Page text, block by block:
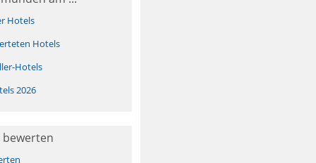
Hotels
Hotels
Hotels
2026